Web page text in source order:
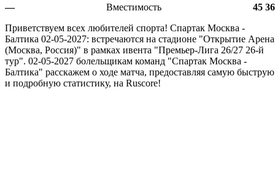
—
Вместимость
45
Приветствуем всех любителей спорта! Спартак Москва -
Балтика 02-05-2027: встречаются на стадионе "Открытие Арена
(Москва, Россия)" в рамках ивента "Премьер-Лига 26/27 26-й
тур". 02-05-2027 болельщикам команд "Спартак Москва -
Балтика" расскажем о ходе матча, предоставляя самую быструю
и подробную статистику, на Ruscore!